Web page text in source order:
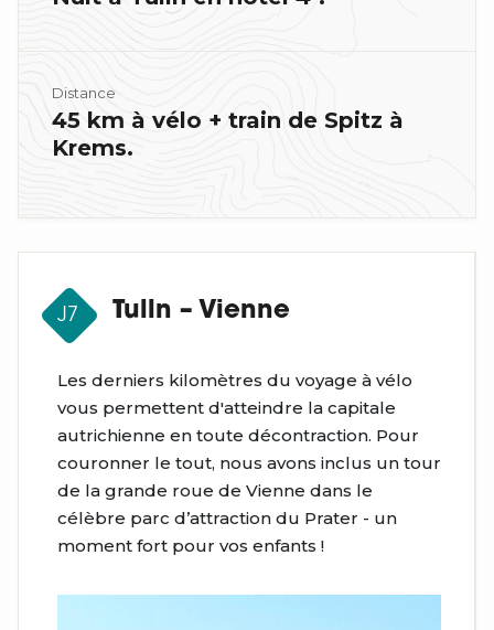
Distance
45 km à vélo + train de Spitz à
Krems.
J7 Tulln – Vienne
Les derniers kilomètres du voyage à vélo
vous permettent d'atteindre la capitale
autrichienne en toute décontraction. Pour
couronner le tout, nous avons inclus un tour
de la grande roue de Vienne dans le
célèbre parc d’attraction du Prater - un
moment fort pour vos enfants !